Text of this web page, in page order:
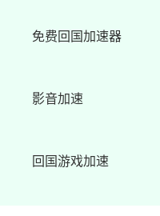
免费回国加速器
影音加速
回国游戏加速